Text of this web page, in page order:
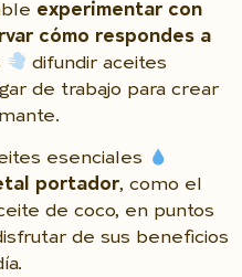
experimentar con
cómo respondes a
difundir aceites
de trabajo para crear
esenciales
portador, como el
de coco, en puntos
de sus beneficios